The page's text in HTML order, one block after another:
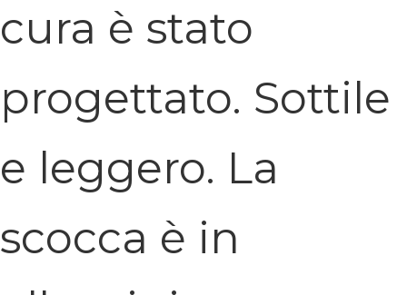
cura è stato
progettato. Sottile
e leggero. La
scocca è in